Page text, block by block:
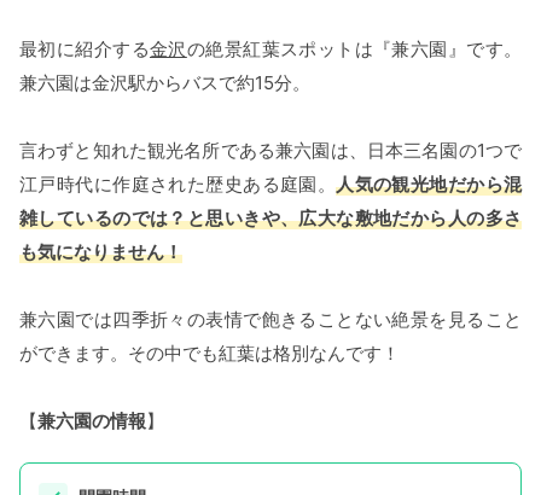
最初に紹介する金沢の絶景紅葉スポットは『兼六園』です。
兼六園は金沢駅からバスで約15分。
言わずと知れた観光名所である兼六園は、日本三名園の1つで
江戸時代に作庭された歴史ある庭園。人気の観光地だから混
雑しているのでは？と思いきや、広大な敷地だから人の多さ
も気になりません！
兼六園では四季折々の表情で飽きることない絶景を見ること
ができます。その中でも紅葉は格別なんです！
【兼六園の情報】